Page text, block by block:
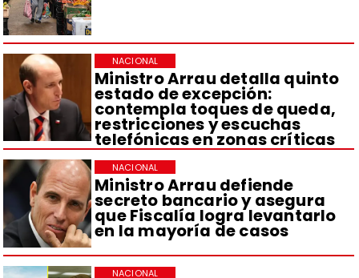
Ministro Arrau detalla quinto
estado de excepción:
contempla toques de queda,
restricciones y escuchas
telefónicas en zonas críticas
NACIONAL
Ministro Arrau defiende
secreto bancario y asegura
que Fiscalía logra levantarlo
en la mayoría de casos
NACIONAL
NACIONAL